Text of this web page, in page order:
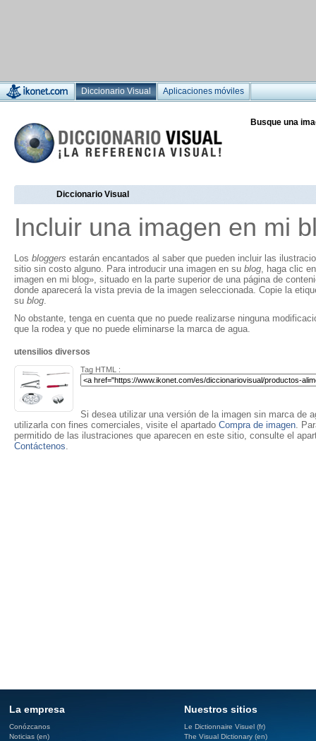
Diccionario Visual Aplicaciones móviles
Busque una
Diccionario Visual
Incluir una imagen en mi
Los bloggers estarán encantados al saber que pueden incluir las
sitio sin costo alguno. Para introducir una imagen en su blog, haga clic
imagen en mi blog», situado en la parte superior de una página de
donde aparecerá la vista previa de la imagen seleccionada. Copie la
su blog.
No obstante, tenga en cuenta que no puede realizarse ninguna
que la rodea y que no puede eliminarse la marca de agua.
utensilios diversos
Tag HTML :
Si desea utilizar una versión de la imagen sin marca de
utilizarla con fines comerciales, visite el apartado Compra de imagen.
permitido de las ilustraciones que aparecen en este sitio, consulte el
Contáctenos.
La empresa
Conózcanos
Noticias (en)
Nuestros sitios
Le Dictionnaire Visuel (fr)
The Visual Dictionary (en)